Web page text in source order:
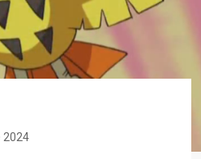
2024